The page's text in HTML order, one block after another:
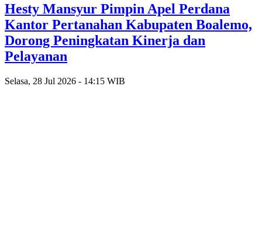
Hesty Mansyur Pimpin Apel Perdana
Kantor Pertanahan Kabupaten Boalemo,
Dorong Peningkatan Kinerja dan
Pelayanan
Selasa, 28 Jul 2026 - 14:15 WIB